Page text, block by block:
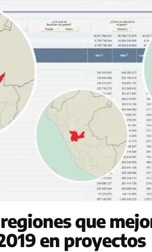
que
en proyectos